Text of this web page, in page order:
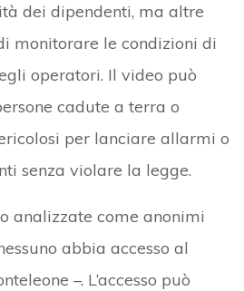
dei dipendenti, ma altre
monitorare le condizioni di
operatori. Il video può
cadute a terra o
per lanciare allarmi o
senza violare la legge.
analizzate come anonimi
abbia accesso al
–. L’accesso può